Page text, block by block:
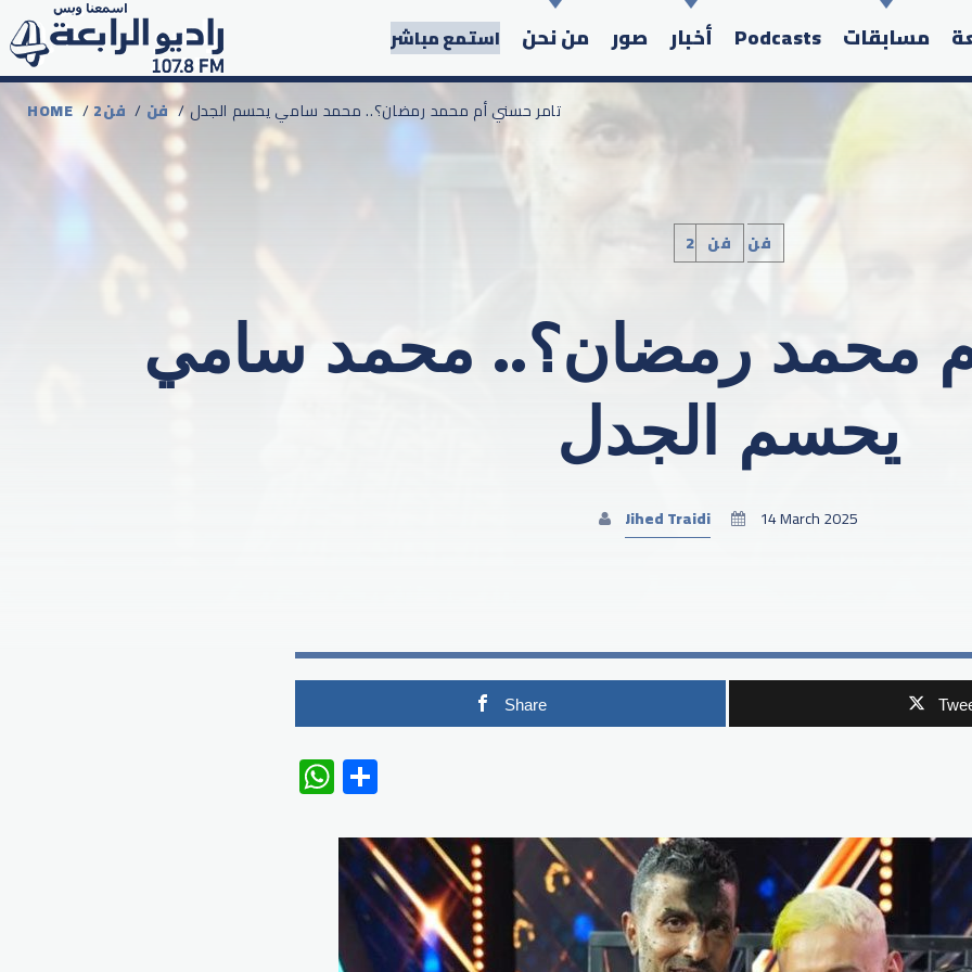
مسابقات Podcasts أخبار صور من نحن استمع مباشر
Search in the website:
HOME / 2فن / فن / تامر حسني أم محمد رمضان؟.. محمد سامي يحسم الجدل
2فن فن
محمد رمضان؟.. محمد سامي
يحسم الجدل
Jihed Traidi 14 March 2025
Share
WhatsApp